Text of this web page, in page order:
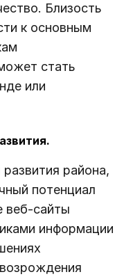
Близость
к основным
стать
или
района,
потенциал
веб-сайты
информации